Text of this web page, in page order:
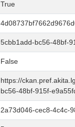
True
5cbb1add-bc56-48bf-
False
https://
bc56-48bf-915f-
2a73d046-cec8-4c4c-